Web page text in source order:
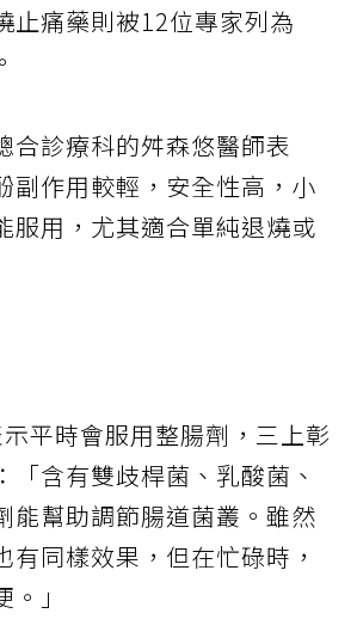
止痛藥則被12位專家列為
合診療科的舛森悠醫師表
副作用較輕，安全性高，小
服用，尤其適合單純退燒或
平時會服用整腸劑，三上彰
「含有雙歧桿菌、乳酸菌、
能幫助調節腸道菌叢。雖然
有同樣效果，但在忙碌時，
」